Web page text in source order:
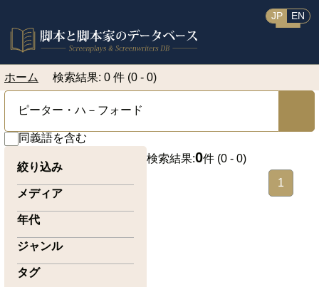
JP EN
ホーム 検索結果: 0 件 (0 - 0)
同義語を含む
絞り込み
メディア
年代
ジャンル
タグ
検索結果:0件 (0 - 0)
1